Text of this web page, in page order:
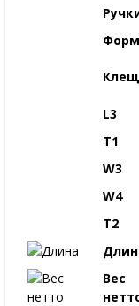
L3
T1
W3
W4
T2
Вес